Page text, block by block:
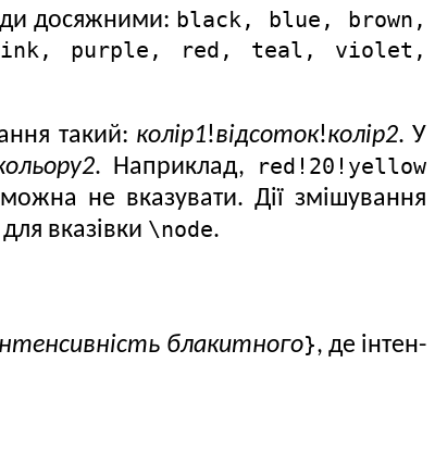
досяжними: black, blue, brown,
purple, red, teal, violet,
такий: колір1!відсоток!колір2. У
. Наприклад,
red!20!yellow
не вказувати. Дії змішування
вказівки \node.
блакитного}, де інтен­